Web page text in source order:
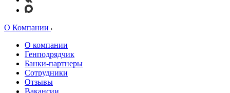
О Компании
О компании
Генподрядчик
Банки-партнеры
Сотрудники
Отзывы
Вакансии